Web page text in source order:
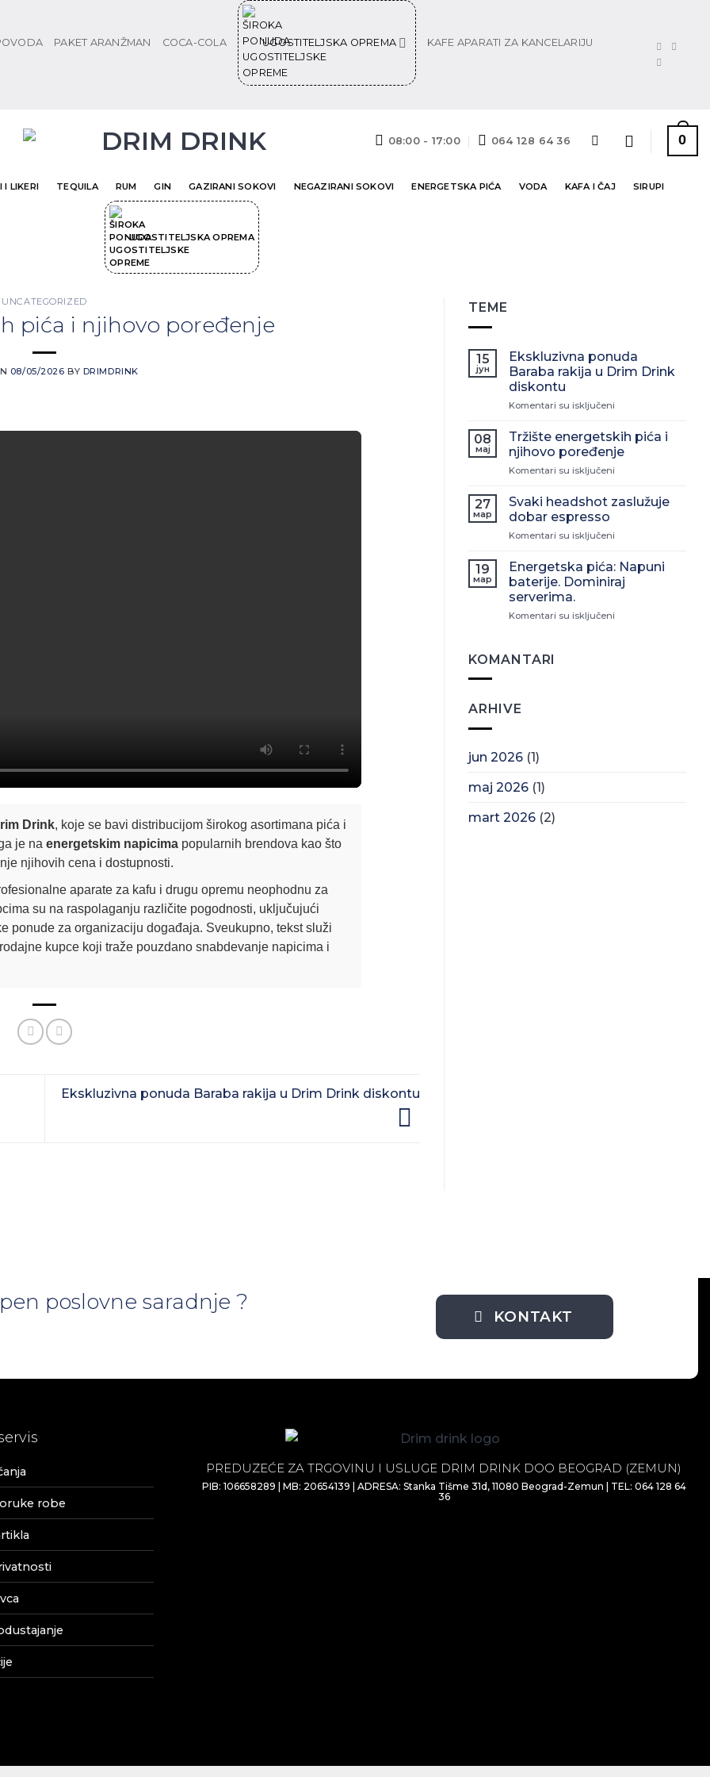
PAKET ARANŽMAN COCA-COLA UGOSTITELJSKA OPREMA KAFE APARATI ZA KANCELARIJU
08:00 - 17:00 064 128 64 36 0
I LIKERI TEQUILA RUM GIN GAZIRANI SOKOVI NEGAZIRANI SOKOVI ENERGETSKA PIĆA VODA KAFA I ČAJ SIRUPI
UGOSTITELJSKA OPREMA
UNCATEGORIZED
pića i njihovo poređenje
08/05/2026 BY DRIMDRINK
Drink, koje se bavi distribucijom širokog asortimana pića i
je na energetskim napicima popularnih brendova kao što
njihovih cena i dostupnosti.
aparate za kafu i drugu opremu neophodnu za
su na raspolaganju različite pogodnosti, uključujući
ponude za organizaciju događaja. Sveukupno, tekst služi
kupce koji traže pouzdano snabdevanje napicima i
Ekskluzivna ponuda Baraba rakija u Drim Drink diskontu
TEME
15
јун
Ekskluzivna ponuda
Baraba rakija u Drim Drink
diskontu
Komentari su isključenina
ponuda
Baraba
rakija
u
Drink
08
мај
Tržište energetskih pića i
njihovo poređenje
Komentari su isključenina
energetskih
pića
njihovo
27
мар
Svaki headshot zaslužuje
dobar espresso
Komentari su isključenina
headshot
zaslužuje
dobar
19
мар
Energetska pića: Napuni
baterije. Dominiraj
serverima.
Komentari su isključenina
KOMANTARI
ARHIVE
jun 2026 (1)
maj 2026 (1)
mart 2026 (2)
poslovne saradnje ?
KONTAKT
robe
PREDUZEĆE ZA TRGOVINU I USLUGE DRIM DRINK DOO BEOGRAD (ZEMUN)
PIB: 106658289 | MB: 20654139 | ADRESA: Stanka Tišme 31d, 11080 Beograd-Zemun | TEL: 064 128 64
36